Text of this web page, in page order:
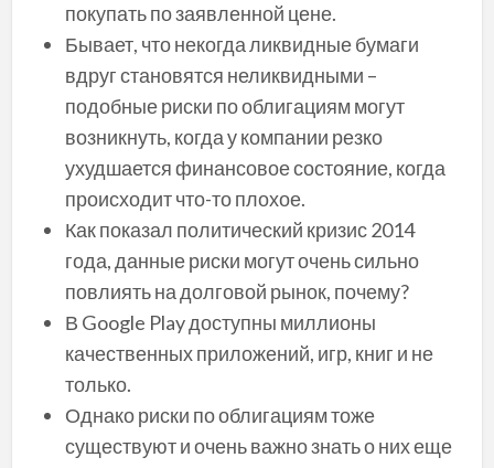
покупать по заявленной цене.
Бывает, что некогда ликвидные бумаги
вдруг становятся неликвидными –
подобные риски по облигациям могут
возникнуть, когда у компании резко
ухудшается финансовое состояние, когда
происходит что-то плохое.
Как показал политический кризис 2014
года, данные риски могут очень сильно
повлиять на долговой рынок, почему?
В Google Play доступны миллионы
качественных приложений, игр, книг и не
только.
Однако риски по облигациям тоже
существуют и очень важно знать о них еще